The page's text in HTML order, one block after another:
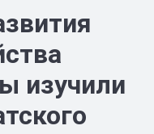
изучили